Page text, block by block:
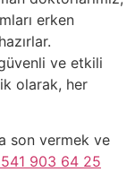
erken
ve etkili
olarak, her
son vermek ve
903 64 25